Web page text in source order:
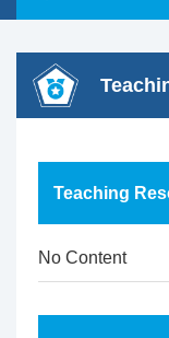
Teaching
No Content